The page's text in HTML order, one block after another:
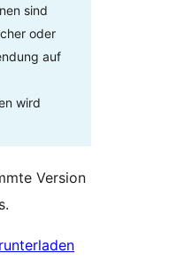
sind
oder
auf
wird
Version